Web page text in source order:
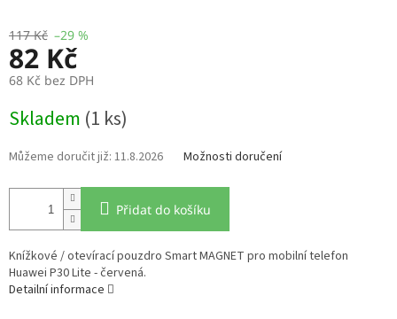
117 Kč –29 %
82 Kč
68 Kč bez DPH
cena:
Skladem (1 ks)
11.8.2026 Možnosti doručení
Přidat do košíku
Knížkové / otevírací pouzdro Smart MAGNET pro mobilní telefon
Huawei P30 Lite - červená.
Detailní informace